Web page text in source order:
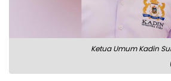
Ketua Umum Kadin